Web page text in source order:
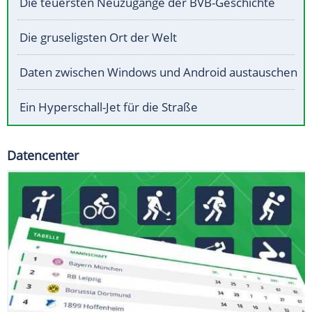
Die gruseligsten Ort der Welt
Daten zwischen Windows und Android austauschen
Ein Hyperschall-Jet für die Straße
Datencenter